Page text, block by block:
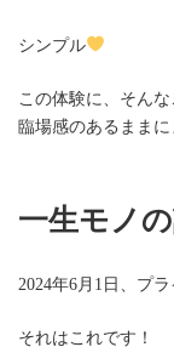
シンプル
この体験に、そん
臨場感のあるままに
一生モノ
2024年6月1日、プ
それはこれです！